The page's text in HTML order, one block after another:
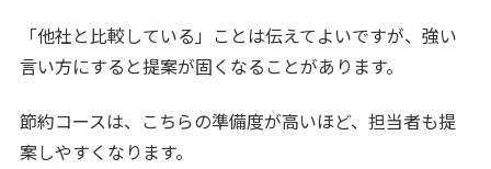
「他社と比較している」ことは伝えてよいですが、強い
言い方にすると提案が固くなることがあります。
節約コースは、こちらの準備度が高いほど、担当者も提
案しやすくなります。